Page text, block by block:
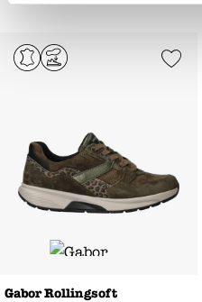
Add to Wishlist
Gabor Rollingsoft